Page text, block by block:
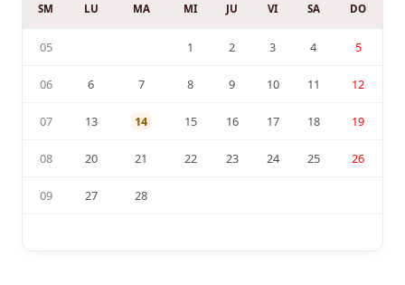
SM LU MA MI JU VI SA DO
05 1 2 3 4 5
06 6 7 8 9 10 11 12
07 13 14 15 16 17 18 19
08 20 21 22 23 24 25 26
09 27 28